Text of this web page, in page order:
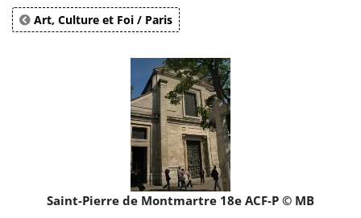
Art, Culture et Foi / Paris
Saint-Pierre de Montmartre 18e ACF-P © MB